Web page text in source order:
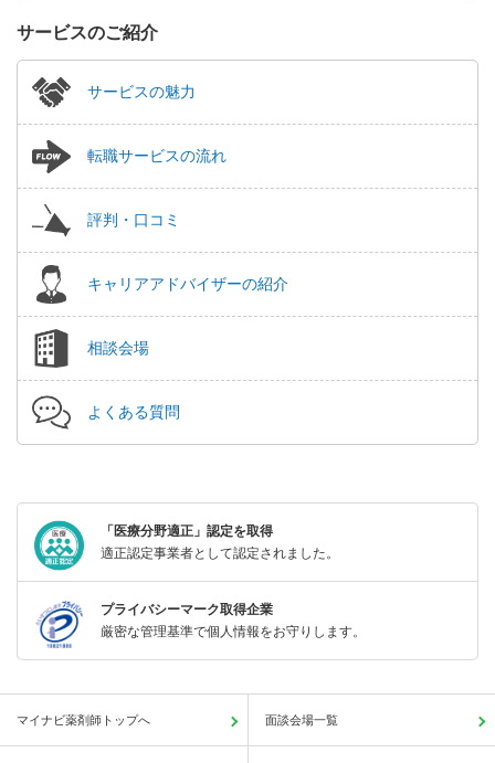
サービスのご紹介
サービスの魅力
転職サービスの流れ
評判・口コミ
キャリアアドバイザーの紹介
相談会場
よくある質問
「医療分野適正」認定を取得
適正認定事業者として認定されました。
プライバシーマーク取得企業
厳密な管理基準で個人情報をお守りします。
マイナビ薬剤師トップへ 面談会場一覧